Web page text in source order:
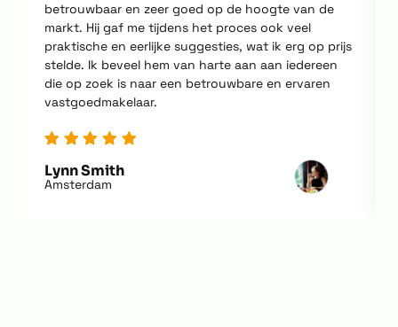
betrouwbaar en zeer goed op de hoogte van de
markt. Hij gaf me tijdens het proces ook veel
praktische en eerlijke suggesties, wat ik erg op prijs
stelde. Ik beveel hem van harte aan aan iedereen
die op zoek is naar een betrouwbare en ervaren
vastgoedmakelaar.
Lynn Smith
Amsterdam